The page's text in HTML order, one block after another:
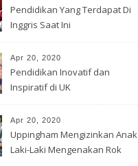
Pendidikan Yang Terdapat Di
Inggris Saat Ini
Apr 20, 2020
Pendidikan Inovatif dan
Inspiratif di UK
Apr 20, 2020
Uppingham Mengizinkan Anak
Laki-Laki Mengenakan Rok